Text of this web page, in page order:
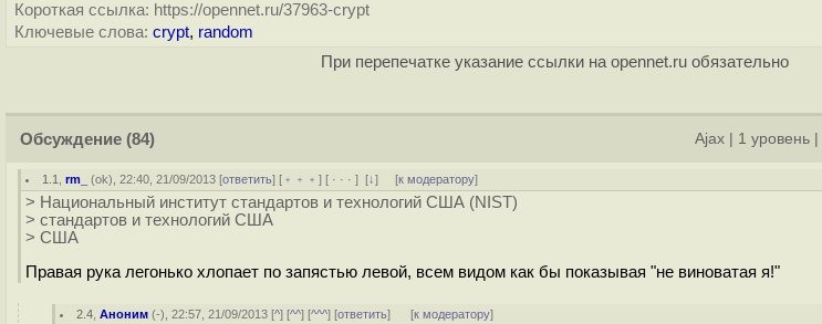
Короткая ссылка: https://opennet.ru/37963-crypt
Ключевые слова: crypt, random
При перепечатке указание ссылки на opennet.ru обязательно
Обсуждение (84) Ajax 1 уровень
1.1 ,rm_ (ok), 22:40, 21/09/2013 [ответить] [ ﹢﹢﹢] [ · · ·][↓] [к модератору]
> Национальный институт стандартов и технологий США (NIST)
> стандартов и технологий США
> США
Правая рука легонько хлопает по запястью левой, всем видом как бы показывая "не виноватая я!"
2.4 ,Аноним (-), 22:57, 21/09/2013 [^] [^^] [^^^] [ответить] [к модератору]